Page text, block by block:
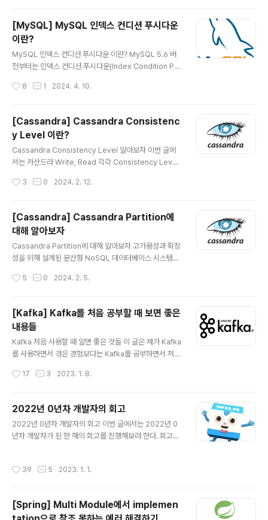
야 서버의 Disk 사용량이 줄어들게 된다. snapshot 제거
./nodetool clearsnapshot {keyspace} --all ex) ./
nodetool clearsnapshot test_keyspsace --all C
assandra TRUNCATE 작업 후에 위의 명령어로 SNA
[MySQL] MySQL 인덱스 컨디션 푸시다운
이란?
MySQL 인덱스 컨디션 푸시다운 이란? MySQL 5.6 버
전부터는 인덱스 컨디션 푸시다운(Index Condition Pu
알아보겠습니다. 인덱스 컨디션 푸시 다운 secondary in
하는 쿼리에 한해서 발생하는 것 같음 (LIKE %name%, li
ke > 10 같이 인덱스를 이용하지 못하는 범위 검색을 의미
하는 것 같음) InnoDB Clustered index의 경우, 전체
레코드가 InnoDB 버퍼에 존재하기 때문에, 인덱스 컨디션
수행 절차 MySQL 엔..
8 1 2024. 4. 10.
[Cassandra] Cassandra Consistenc
y Level 이란?
Cassandra Consistency Level 알아보자 이번 글에
서는 카산드라 Write, Read 각각 Consistency Level
dra CAP 특징 카산드라는 CAP 3가지 특징 중에 AP 시
니다. 즉, 카산드라에서는 Wrtie, Read의 Consitency
Level을 어떤 값으로 설정하냐에 따라서 AP 시스템이 될
수도 있고, CP 시스템이 될 수도 있습니다. Consistency
Level 이란? 일관성 수준은 코디네이터(coordinator)
리하기..
3 0 2024. 2. 12.
[Cassandra] Cassandra Partition에
대해 알아보자
Cassandra Partition에 대해 알아보자 고가용성과 확장
성을 위해 설계된 분산형 NoSQL 데이터베이스 시스템인
ndra는 데이터를 더 작은 파티션으로 나누어 클러스터에
이터를 저장합니다. 카산드라를 사용할 때 성능을 최적화
하고 데이터 분산을 균일하게 하기 위해서는 파티셔닝을
제대로 이해하고 구성하는 것은 아주 중요하고 필수적입니
다. (안그러면 카산드라 사용하는 이유 및 효율성이 매우 떨
어지는..) 본격적인 내용을 들어가기 전에 가볍게 Cassan
대해서 살짝만 알아보겠습니다. Primary Key..
5 0 2024. 2. 5.
[Kafka] Kafka를 처음 공부할 때 보면 좋은
내용들
Kafka 처음 사용할 때 알면 좋은 것들 이 글은 제가 Kafka
를 사용하면서 겪은 경험보다는 Kafka를 공부하면서 처음
참고한 곳은 맨 아래에 있습니다. Kafka 기본 Cluster, Br
트롤러란? 코디네이터란? 데이터 삭제 Replication Fact
or란? 리더 팔로워란? ISR 이란? Producer Producer
주요 옵션 ack=all과 브로커의 min.insync.replicas 옵
션의 관계 Consumer Consumer 대표 옵션 컨슈머 그
17 3 2023. 1. 8.
2022년 0년차 개발자의 회고
2022년 0년차 개발자의 회고 이번 글에서는 2022년 0
년차 개발자가 된 한 해의 회고를 진행해보려 한다. 회고의
록하면서 회고해보려 한다. 대학교 9학기 2021년이 끝났
는 학교의 전화를 받았다.(130 학점을 채워야 졸업인데 12
39 5 2023. 1. 1.
[Spring] Multi Module에서 implemen